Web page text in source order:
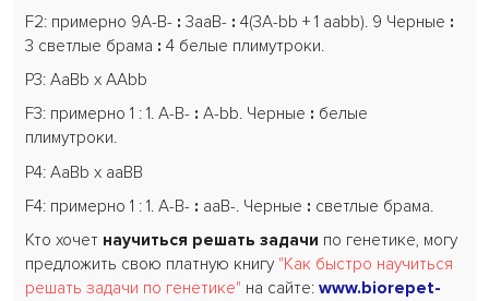
F2: примерно 9А-B- : 3aaB- :4(3A-bb + 1 aabb). 9 Черные :
3 светлые брама : 4 белые плимутроки.
P3: AaBb x AAbb
F3: примерно 1 : 1. A-B- : А-bb. Черные : белые
плимутроки.
Р4: AaBb x aaBB
F4: примерно 1 : 1. A-B- : aaB-. Черные : светлые брама.
Кто хочет научиться решать задачи по генетике, могу
предложить свою платную книгу "Как быстро научиться
решать задачи по генетике" на сайте:www.biorepet-